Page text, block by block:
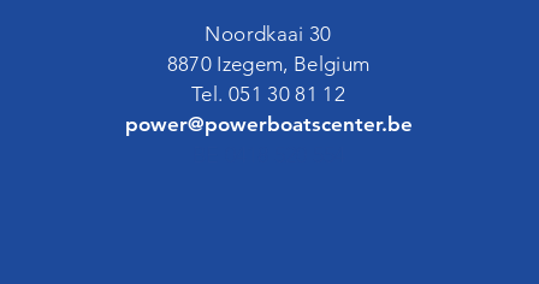
Noordkaai 30
8870 Izegem, Belgium
Tel. 051 30 81 12
power@powerboatscenter.be